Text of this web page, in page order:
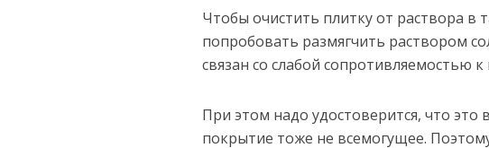
Чтобы очистить плитку от раствора в
попробовать размягчить раствором
связан со слабой сопротивляемостью
При этом надо удостоверится, что это
покрытие тоже не всемогущее.